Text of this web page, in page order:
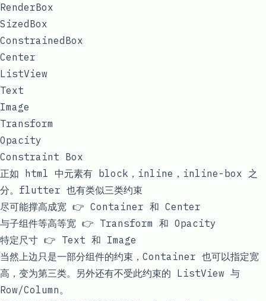
RenderBox
SizedBox
ConstrainedBox
Center
ListView
Text
Image
Transform
Opacity
Constraint Box
正如 html 中元素有 block，inline，inline-box 之
分。flutter 也有类似三类约束
尽可能撑高成宽 👉 Container 和 Center
与子组件等高等宽 👉 Transform 和 Opacity
特定尺寸 👉 Text 和 Image
当然上边只是一部分组件的约束， Container 也可以指定宽
高，变为第三类。另外还有不受此约束的 ListView 与
Row/Column 。